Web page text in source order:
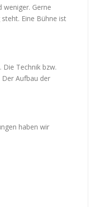
Gerne
Eine Bühne ist
Technik bzw.
Aufbau der
haben wir